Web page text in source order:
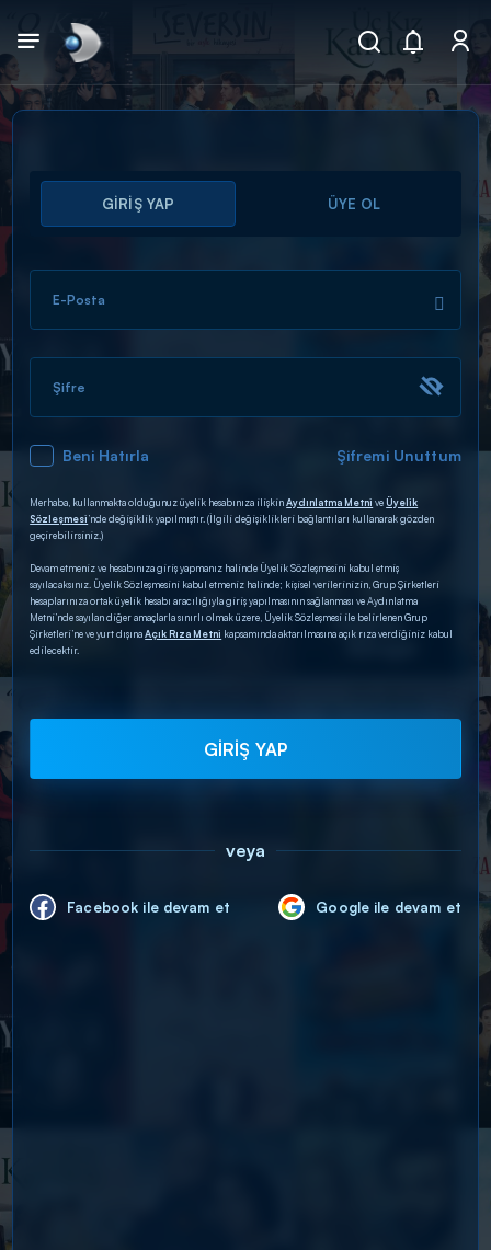
Arama
ARAMA SONUÇLARI
DİĞER SONUÇLAR
GİRİŞ YAP ÜYE OL
E-Posta
Şifre
Beni Hatırla Şifremi Unuttum
Merhaba, kullanmakta olduğunuz üyelik hesabınıza ilişkinAydınlatma Metni veÜyelik
Sözleşmesi’nde değişiklik yapılmıştır. (İlgili değişiklikleri bağlantıları kullanarak gözden
geçirebilirsiniz.)
Devam etmeniz ve hesabınıza giriş yapmanız halinde Üyelik Sözleşmesini kabul etmiş
sayılacaksınız. Üyelik Sözleşmesini kabul etmeniz halinde; kişisel verilerinizin, Grup Şirketleri
hesaplarınıza ortak üyelik hesabı aracılığıyla giriş yapılmasının sağlanması ve Aydınlatma
Metni’nde sayılan diğer amaçlarla sınırlı olmak üzere, Üyelik Sözleşmesi ile belirlenen Grup
Şirketleri’ne ve yurt dışınaAçık Rıza Metni kapsamında aktarılmasına açık rıza verdiğiniz kabul
edilecektir.
GİRİŞ YAP
veya
Facebook ile devam et Google ile devam et